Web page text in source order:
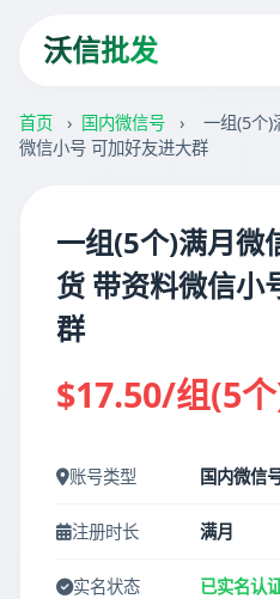
沃信批发
首页 › 国内微信号 ›
一组(5个)
微信小号 可加好友进大群
一组(5个)满月微
货 带资料微信小
群
$17.50/组(5
账号类型 国内微信
注册时长 满月
实名状态 已实名认